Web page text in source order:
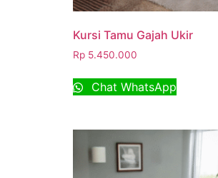
Kursi Tamu Gajah Ukir
Rp 5.450.000
Chat WhatsApp